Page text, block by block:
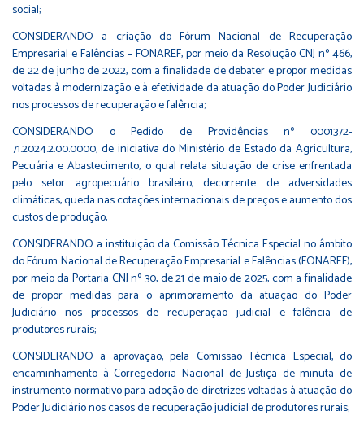
social;
CONSIDERANDO a criação do Fórum Nacional de Recuperação
Empresarial e Falências – FONAREF, por meio da Resolução CNJ nº 466,
de 22 de junho de 2022, com a finalidade de debater e propor medidas
voltadas à modernização e à efetividade da atuação do Poder Judiciário
nos processos de recuperação e falência;
CONSIDERANDO o Pedido de Providências nº 0001372-
71.2024.2.00.0000, de iniciativa do Ministério de Estado da Agricultura,
Pecuária e Abastecimento, o qual relata situação de crise enfrentada
pelo setor agropecuário brasileiro, decorrente de adversidades
climáticas, queda nas cotações internacionais de preços e aumento dos
custos de produção;
CONSIDERANDO a instituição da Comissão Técnica Especial no âmbito
do Fórum Nacional de Recuperação Empresarial e Falências (FONAREF),
por meio da Portaria CNJ nº 30, de 21 de maio de 2025, com a finalidade
de propor medidas para o aprimoramento da atuação do Poder
Judiciário nos processos de recuperação judicial e falência de
produtores rurais;
CONSIDERANDO a aprovação, pela Comissão Técnica Especial, do
encaminhamento à Corregedoria Nacional de Justiça de minuta de
instrumento normativo para adoção de diretrizes voltadas à atuação do
Poder Judiciário nos casos de recuperação judicial de produtores rurais;